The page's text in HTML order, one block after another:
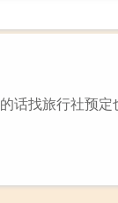
话找旅行社预定